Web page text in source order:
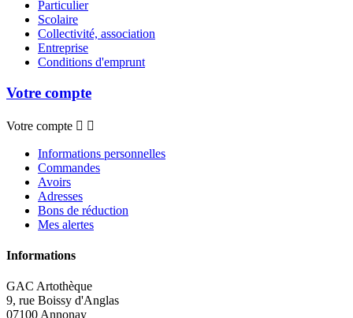
Particulier
Scolaire
Collectivité, association
Entreprise
Conditions d'emprunt
Votre compte
Votre compte  
Informations personnelles
Commandes
Avoirs
Adresses
Bons de réduction
Mes alertes
Informations
GAC Artothèque
9, rue Boissy d'Anglas
07100 Annonay